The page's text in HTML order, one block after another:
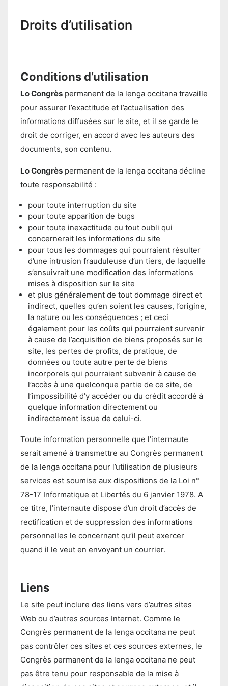
Droits d’utilisation
Conditions d’utilisation
Lo Congrès permanent de la lenga occitana travaille
pour assurer l’exactitude et l’actualisation des
informations diffusées sur le site, et il se garde le
droit de corriger, en accord avec les auteurs des
documents, son contenu.
Lo Congrès permanent de la lenga occitana décline
toute responsabilité :
pour toute interruption du site
pour toute apparition de bugs
pour toute inexactitude ou tout oubli qui
concernerait les informations du site
pour tous les dommages qui pourraient résulter
d’une intrusion frauduleuse d’un tiers, de laquelle
s’ensuivrait une modification des informations
mises à disposition sur le site
et plus généralement de tout dommage direct et
indirect, quelles qu’en soient les causes, l’origine,
la nature ou les conséquences ; et ceci
également pour les coûts qui pourraient survenir
à cause de l’acquisition de biens proposés sur le
site, les pertes de profits, de pratique, de
données ou toute autre perte de biens
incorporels qui pourraient subvenir à cause de
l’accès à une quelconque partie de ce site, de
l’impossibilité d’y accéder ou du crédit accordé à
quelque information directement ou
indirectement issue de celui-ci.
Toute information personnelle que l’internaute
serait amené à transmettre au Congrès permanent
de la lenga occitana pour l’utilisation de plusieurs
services est soumise aux dispositions de la Loi n°
78-17 Informatique et Libertés du 6 janvier 1978. A
ce titre, l’internaute dispose d’un droit d’accès de
rectification et de suppression des informations
personnelles le concernant qu’il peut exercer
quand il le veut en envoyant un courrier.
Liens
Le site peut inclure des liens vers d’autres sites
Web ou d’autres sources Internet. Comme le
Congrès permanent de la lenga occitana ne peut
pas contrôler ces sites et ces sources externes, le
Congrès permanent de la lenga occitana ne peut
pas être tenu pour responsable de la mise à